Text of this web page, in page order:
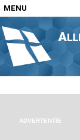
MENU
Home
Nascholingen
ADVERTENTIE